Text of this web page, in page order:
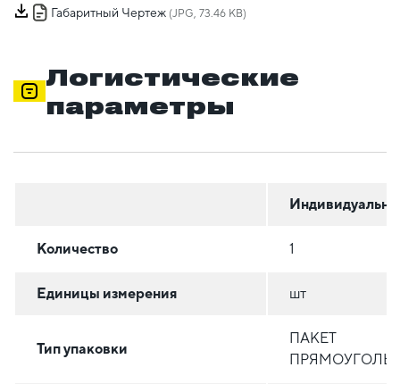
Габаритный Чертеж (JPG, 73.46 KB)
Логистические
параметры
Количество 1
Единицы измерения шт
Тип упаковки
ПАКЕТ